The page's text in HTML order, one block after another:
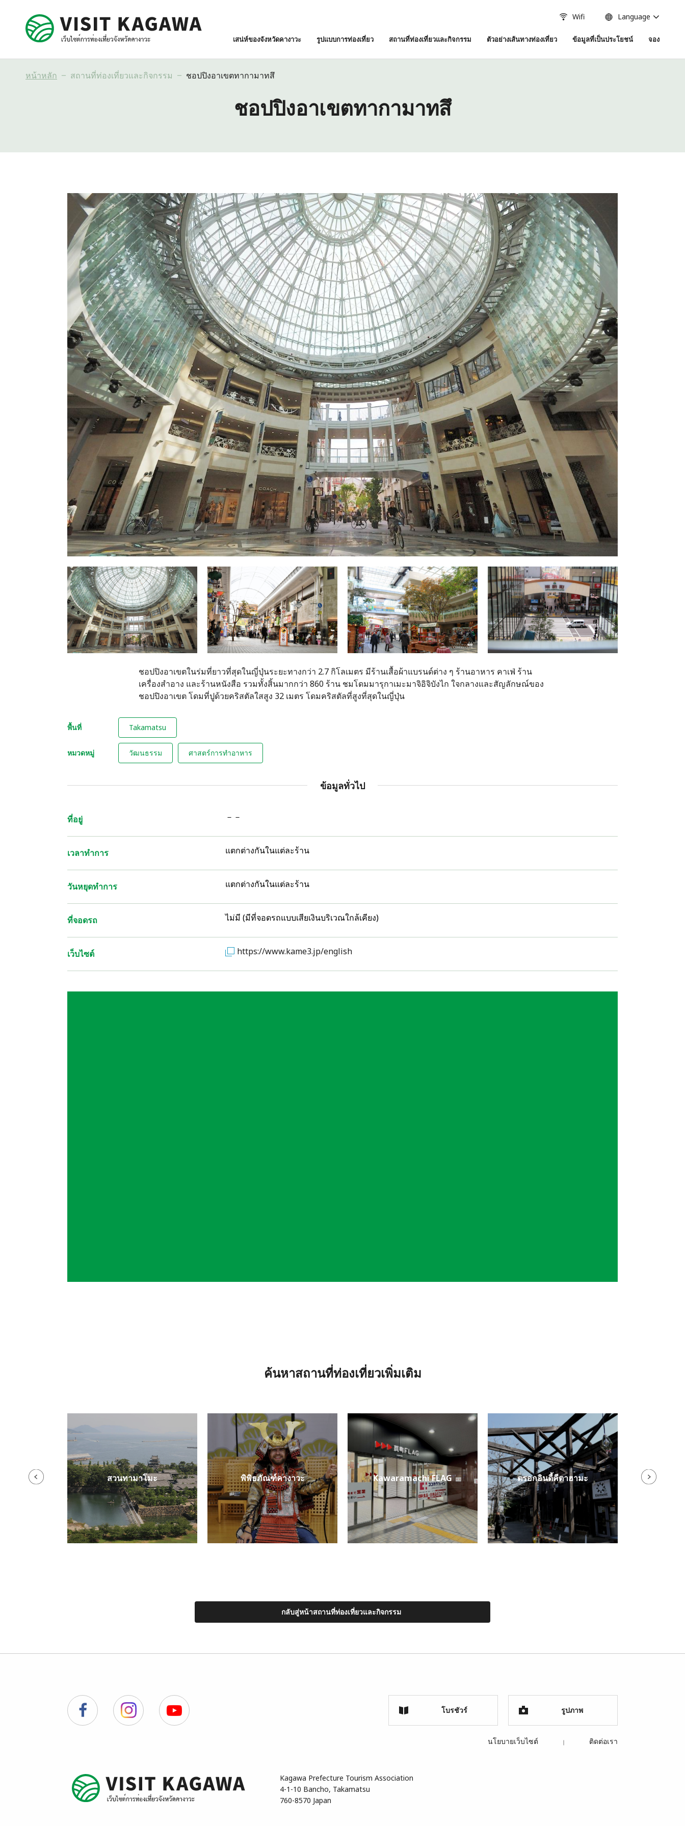
Wifi Language
เสน่ห์ของจังหวัดคางาวะ รูปแบบการท่องเที่ยว สถานที่ท่องเที่ยวและกิจกรรม ตัวอย่างเส้นทางท่องเที่ยว ข้อมูลที่เป็นประโยชน์ จอง
หน้าหลัก สถานที่ท่องเที่ยวและกิจกรรม ชอปปิงอาเขตทากามาทสึ
ชอปปิงอาเขตทากามาทสึ
ชอปปิงอาเขตในร่มที่ยาวที่สุดในญี่ปุ่นระยะทางกว่า 2.7 กิโลเมตร มีร้านเสื้อผ้าแบรนด์ต่าง ๆ ร้านอาหาร คาเฟ่ ร้าน
เครื่องสำอาง และร้านหนังสือ รวมทั้งสิ้นมากกว่า 860 ร้าน ชมโดมมารุกาเมะมาจิอิจิบังไก ใจกลางและสัญลักษณ์ของ
ชอปปิงอาเขต โดมที่ปูด้วยคริสตัลใสสูง 32 เมตร โดมคริสตัลที่สูงที่สุดในญี่ปุ่น
พื้นที่ Takamatsu
หมวดหมู่ วัฒนธรรม ศาสตร์การทำอาหาร
ข้อมูลทั่วไป
ที่อยู่ －－
เวลาทำการ แตกต่างกันในแต่ละร้าน
วันหยุดทำการ แตกต่างกันในแต่ละร้าน
ที่จอดรถ ไม่มี (มีที่จอดรถแบบเสียเงินบริเวณใกล้เคียง)
เว็บไซต์ https://www.kame3.jp/english
ค้นหาสถานที่ท่องเที่ยวเพิ่มเติม
สวนทามาโมะ พิพิธภัณฑ์คางาวะ Kawaramachi FLAG ตรอกอินดี้คีตาฮามะ
ที่ทำการจัง
กลับสู่หน้าสถานที่ท่องเที่ยวและกิจกรรม
โบรชัวร์ รูปภาพ
นโยบายเว็บไซต์ ติดต่อเรา
Kagawa Prefecture Tourism Association
4-1-10 Bancho, Takamatsu
760-8570 Japan